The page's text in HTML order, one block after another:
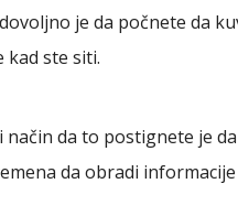
je da počnete da
kad ste siti.
da to postignete je
da obradi